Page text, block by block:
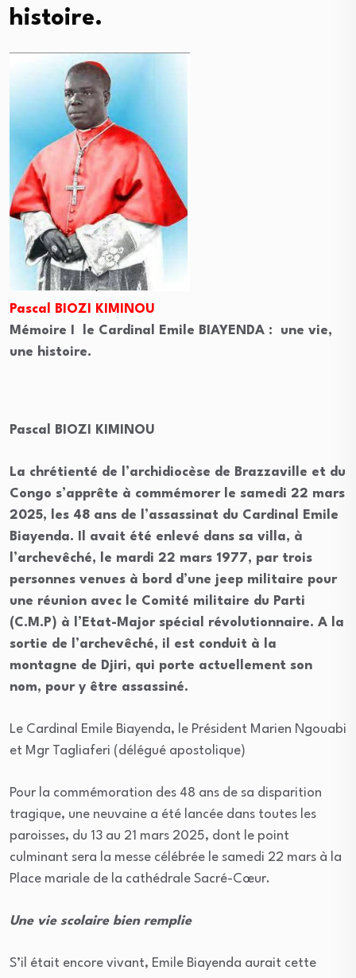
histoire.
Pascal BIOZI KIMINOU
Mémoire I le Cardinal Emile BIAYENDA : une vie,
une histoire.
Pascal BIOZI KIMINOU
La chrétienté de l’archidiocèse de Brazzaville et du
Congo s’apprête à commémorer le samedi 22 mars
2025, les 48 ans de l’assassinat du Cardinal Emile
Biayenda. Il avait été enlevé dans sa villa, à
l’archevêché, le mardi 22 mars 1977, par trois
personnes venues à bord d’une jeep militaire pour
une réunion avec le Comité militaire du Parti
(C.M.P) à l’Etat-Major spécial révolutionnaire. A la
sortie de l’archevêché, il est conduit à la
montagne de Djiri, qui porte actuellement son
nom, pour y être assassiné.
Le Cardinal Emile Biayenda, le Président Marien Ngouabi
et Mgr Tagliaferi (délégué apostolique)
Pour la commémoration des 48 ans de sa disparition
tragique, une neuvaine a été lancée dans toutes les
paroisses, du 13 au 21 mars 2025, dont le point
culminant sera la messe célébrée le samedi 22 mars à la
Place mariale de la cathédrale Sacré-Cœur.
Une vie scolaire bien remplie
S’il était encore vivant, Emile Biayenda aurait cette